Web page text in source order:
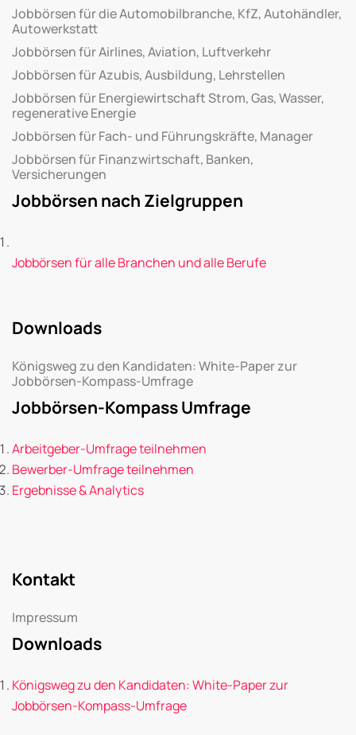
Jobbörsen für die Automobilbranche, KfZ, Autohändler,
Autowerkstatt
Jobbörsen für Airlines, Aviation, Luftverkehr
Jobbörsen für Azubis, Ausbildung, Lehrstellen
Jobbörsen für Energiewirtschaft Strom, Gas, Wasser,
regenerative Energie
Jobbörsen für Fach- und Führungskräfte, Manager
Jobbörsen für Finanzwirtschaft, Banken,
Versicherungen
Jobbörsen nach Zielgruppen
Jobbörsen für alle Branchen und alle Berufe
Downloads
Königsweg zu den Kandidaten: White-Paper zur
Jobbörsen-Kompass-Umfrage
Jobbörsen-Kompass Umfrage
Arbeitgeber-Umfrage teilnehmen
Bewerber-Umfrage teilnehmen
Ergebnisse & Analytics
Kontakt
Impressum
Downloads
Königsweg zu den Kandidaten: White-Paper zur
Jobbörsen-Kompass-Umfrage